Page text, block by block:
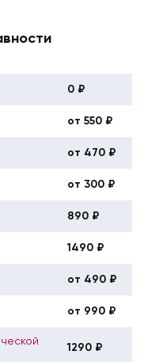
0 ₽
от 550 ₽
от 470 ₽
от 300 ₽
890 ₽
1490 ₽
от 490 ₽
от 990 ₽
1290 ₽